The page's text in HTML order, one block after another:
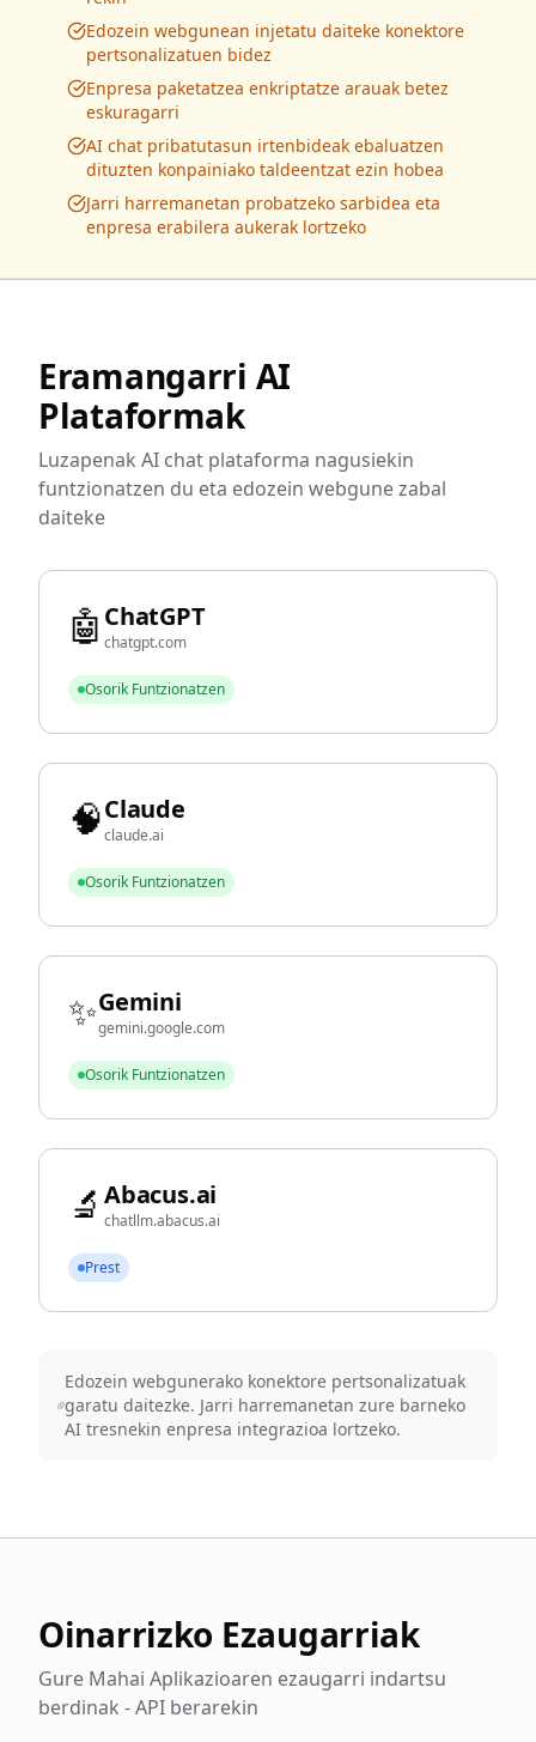
Edozein webgunean injetatu daiteke konektore
pertsonalizatuen bidez
Enpresa paketatzea enkriptatze arauak betez
eskuragarri
AI chat pribatutasun irtenbideak ebaluatzen
dituzten konpainiako taldeentzat ezin hobea
Jarri harremanetan probatzeko sarbidea eta
enpresa erabilera aukerak lortzeko
Eramangarri AI
Plataformak
Luzapenak AI chat plataforma nagusiekin
funtzionatzen du eta edozein webgune zabal
daiteke
🤖 ChatGPT
chatgpt.com
Osorik Funtzionatzen
🧠Claude
claude.ai
Osorik Funtzionatzen
✨Gemini
gemini.google.com
Osorik Funtzionatzen
🔬 Abacus.ai
chatllm.abacus.ai
Prest
Edozein webgunerako konektore pertsonalizatuak
garatu daitezke. Jarri harremanetan zure barneko
AI tresnekin enpresa integrazioa lortzeko.
Oinarrizko Ezaugarriak
Gure Mahai Aplikazioaren ezaugarri indartsu
berdinak - API berarekin